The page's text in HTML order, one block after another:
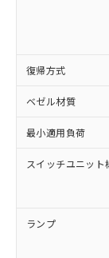
復帰方式
ベゼル材質
最小適用負荷
スイッチユニット
ランプ